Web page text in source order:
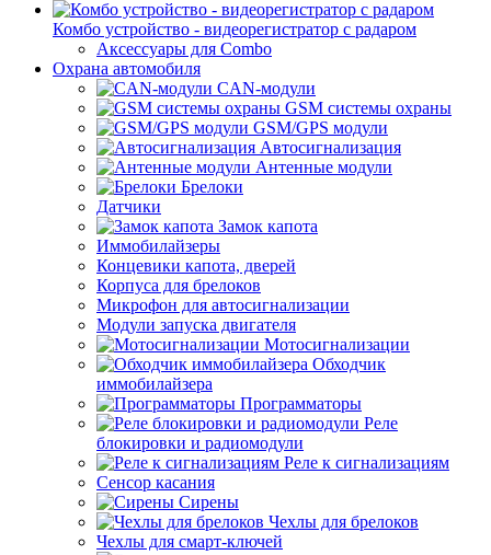
Комбо устройство - видеорегистратор с радаром
Аксессуары для Combo
Охрана автомобиля
CAN-модули
GSM системы охраны
GSM/GPS модули
Автосигнализация
Антенные модули
Брелоки
Датчики
Замок капота
Иммобилайзеры
Концевики капота, дверей
Корпуса для брелоков
Микрофон для автосигнализации
Модули запуска двигателя
Мотосигнализации
Обходчик
иммобилайзера
Программаторы
Реле
блокировки и радиомодули
Реле к сигнализациям
Сенсор касания
Сирены
Чехлы для брелоков
Чехлы для смарт-ключей